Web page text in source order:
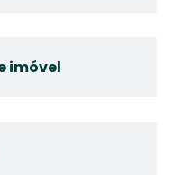
imóvel